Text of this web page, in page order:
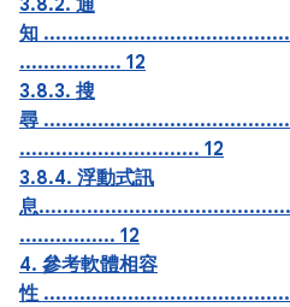
3.8.2. 通
知
................. 12
3.8.3. 搜
尋
.............................. 12
3.8.4. 浮動式訊
息
................ 12
4. 參考軟體相容
性